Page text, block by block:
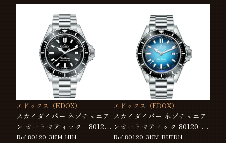
エドックス（EDOX）
スカイダイバー ネプチュニア
ン オートマティック 80120-
3NM-NIN
Ref.80120-3NM-NIN
エドックス（EDOX）
スカイダイバー ネプチュニア
ンオートマティック 80120-
3NM-BUIDN
Ref.80120-3NM-BUIDN